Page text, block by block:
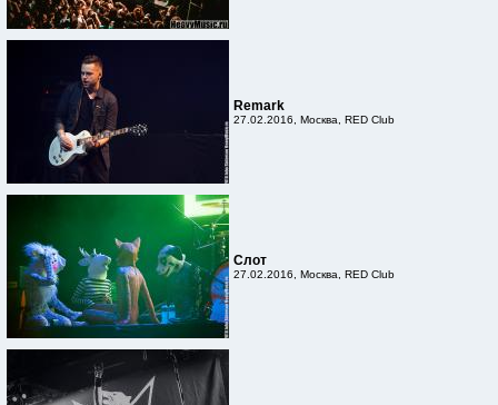
Remark
27.02.2016, Москва, RED Club
Слот
27.02.2016, Москва, RED Club